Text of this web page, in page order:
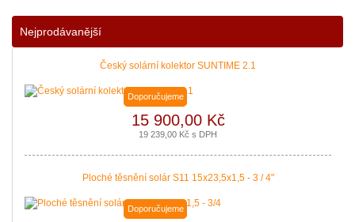
Nejprodávanější
Český solární kolektor SUNTIME 2.1
Doporučujeme
15 900,00 Kč
19 239,00 Kč s DPH
Ploché těsnění solár S11 15x23,5x1,5 - 3 / 4"
Doporučujeme